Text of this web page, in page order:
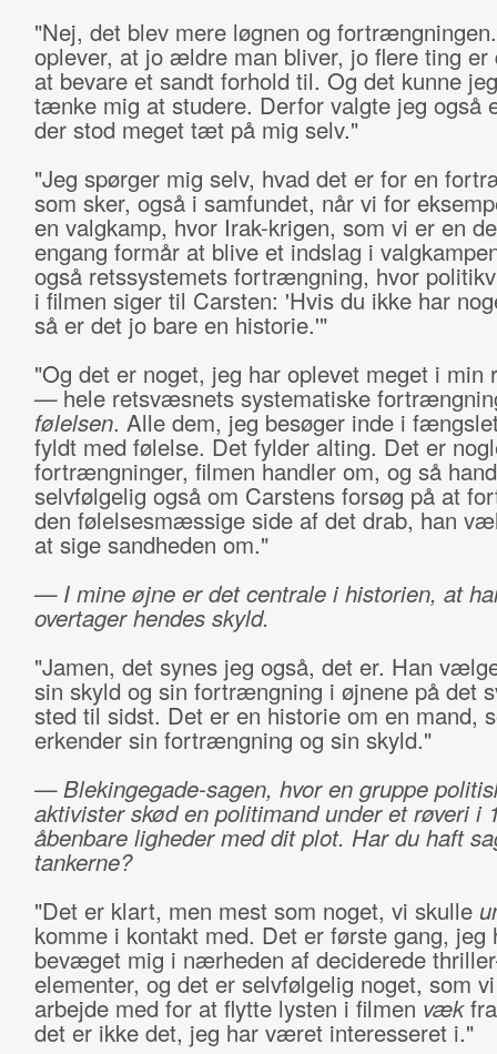
"Nej, det blev mere løgnen og
oplever, at jo ældre man bliver, jo flere ting
at bevare et sandt forhold til. Og det kunne
tænke mig at studere. Derfor valgte jeg også
der stod meget tæt på mig selv."
"Jeg spørger mig selv, hvad det er for en
som sker, også i samfundet, når vi for
en valgkamp, hvor Irak-krigen, som vi er en
engang formår at blive et indslag i
også retssystemets fortrængning, hvor
i filmen siger til Carsten: 'Hvis du ikke har
så er det jo bare en historie.'"
"Og det er noget, jeg har oplevet meget i min
—hele retsvæsnets systematiske
følelsen. Alle dem, jeg besøger inde i
fyldt med følelse. Det fylder alting. Det er
fortrængninger, filmen handler om, og så
selvfølgelig også om Carstens forsøg på at
den følelsesmæssige side af det drab, han
at sige sandheden om."
— I mine øjne er det centrale i historien, at
overtager hendes skyld.
"Jamen, det synes jeg også, det er. Han
sin skyld og sin fortrængning i øjnene på det
sted til sidst. Det er en historie om en mand,
erkender sin fortrængning og sin skyld."
— Blekingegade-sagen, hvor en gruppe
aktivister skød en politimand under et røveri i
åbenbare ligheder med dit plot. Har du haft
tankerne?
"Det er klart, men mest som noget, vi skulle
komme i kontakt med. Det er første gang, jeg
bevæget mig i nærheden af deciderede
elementer, og det er selvfølgelig noget, som
arbejde med for at flytte lysten i filmen væk
det er ikke det, jeg har været interesseret i."